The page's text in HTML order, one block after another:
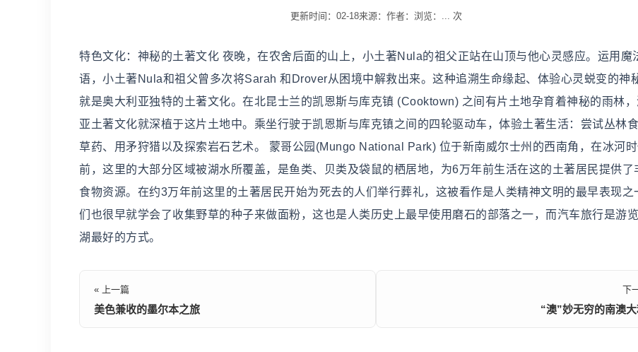
更新时间：02-18来源： 作者： 浏览： ... 次
特色文化：神秘的土著文化 夜晚，在农舍后面的山上，小土著Nula的祖父正站在山顶与他心灵感应。运用魔
语，小土著Nula和祖父曾多次将Sarah 和Drover从困境中解救出来。这种追溯生命缘起、体验心灵蜕变的神
就是奥大利亚独特的土著文化。在北昆士兰的凯恩斯与库克镇 (Cooktown) 之间有片土地孕育着神秘的雨林，
亚土著文化就深植于这片土地中。乘坐行驶于凯恩斯与库克镇之间的四轮驱动车，体验土著生活：尝试丛林
草药、用矛狩猎以及探索岩石艺术。 蒙哥公园(Mungo National Park) 位于新南威尔士州的西南角，在冰河
前，这里的大部分区域被湖水所覆盖，是鱼类、贝类及袋鼠的栖居地，为6万年前生活在这的土著居民提供了
食物资源。在约3万年前这里的土著居民开始为死去的人们举行葬礼，这被看作是人类精神文明的最早表现之
们也很早就学会了收集野草的种子来做面粉，这也是人类历史上最早使用磨石的部落之一，而汽车旅行是游
湖最好的方式。
« 上一篇
美色兼收的墨尔本之旅
下
“澳”妙无穷的南澳